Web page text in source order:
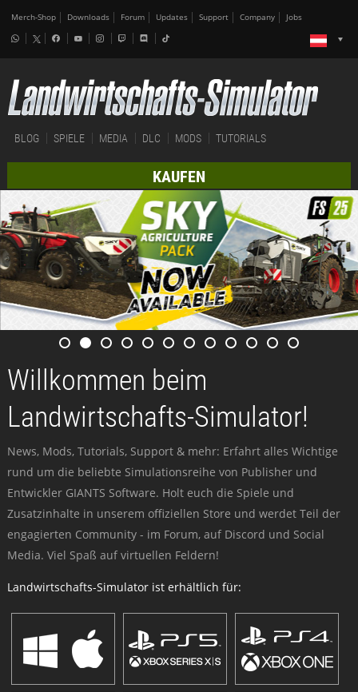
Merch-Shop Downloads Forum Updates Support Company Jobs
BLOG SPIELE MEDIA DLC MODS TUTORIALS
KAUFEN
Willkommen beim
Landwirtschafts-Simulator!
News, Mods, Tutorials, Support & mehr: Erfahrt alles Wichtige
rund um die beliebte Simulationsreihe von Publisher und
Entwickler GIANTS Software. Holt euch die Spiele und
Zusatzinhalte in unserem offiziellen Store und werdet Teil der
engagierten Community - im Forum, auf Discord und Social
Media. Viel Spaß auf virtuellen Feldern!
Landwirtschafts-Simulator ist erhältlich für: